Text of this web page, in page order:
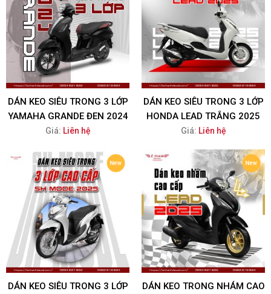
DÁN KEO SIÊU TRONG 3 LỚP
YAMAHA GRANDE ĐEN 2024
Giá: Liên hệ
DÁN KEO SIÊU TRONG 3 LỚP
HONDA LEAD TRẮNG 2025
Giá: Liên hệ
DÁN KEO SIÊU TRONG 3 LỚP
DÁN KEO TRONG NHÁM CAO